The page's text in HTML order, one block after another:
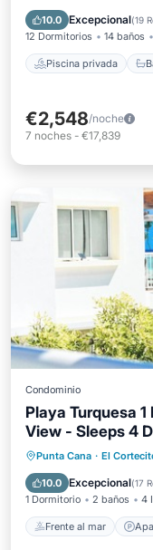
10.0 Excepcional(19
12 Dormitorios 14 baños
Piscina privada
€2,548/noche
7 noches - €17,839
Condominio
Playa Turquesa
View - Sleeps 4
Punta Cana · El
10.0 Excepcional(17
1 Dormitorio 2 baños 4
Frente al mar
Frente al
Vista al mar